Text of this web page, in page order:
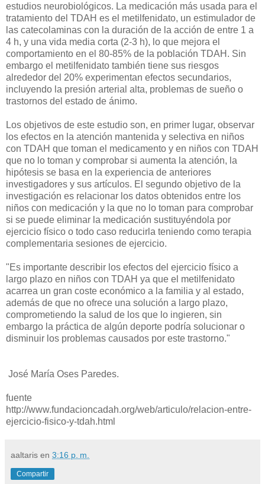
estudios neurobiológicos. La medicación más usada para el
tratamiento del TDAH es el metilfenidato, un estimulador de
las catecolaminas con la duración de la acción de entre 1 a
4 h, y una vida media corta (2-3 h), lo que mejora el
comportamiento en el 80-85% de la población TDAH. Sin
embargo el metilfenidato también tiene sus riesgos
alrededor del 20% experimentan efectos secundarios,
incluyendo la presión arterial alta, problemas de sueño o
trastornos del estado de ánimo.
Los objetivos de este estudio son, en primer lugar, observar
los efectos en la atención mantenida y selectiva en niños
con TDAH que toman el medicamento y en niños con TDAH
que no lo toman y comprobar si aumenta la atención, la
hipótesis se basa en la experiencia de anteriores
investigadores y sus artículos. El segundo objetivo de la
investigación es relacionar los datos obtenidos entre los
niños con medicación y la que no lo toman para comprobar
si se puede eliminar la medicación sustituyéndola por
ejercicio físico o todo caso reducirla teniendo como terapia
complementaria sesiones de ejercicio.
"Es importante describir los efectos del ejercicio físico a
largo plazo en niños con TDAH ya que el metilfenidato
acarrea un gran coste económico a la familia y al estado,
además de que no ofrece una solución a largo plazo,
comprometiendo la salud de los que lo ingieren, sin
embargo la práctica de algún deporte podría solucionar o
disminuir los problemas causados por este trastorno."
José María Oses Paredes.
fuente
http://www.fundacioncadah.org/web/articulo/relacion-entre-
ejercicio-fisico-y-tdah.html
aaltaris en 3:16 p. m.
Compartir